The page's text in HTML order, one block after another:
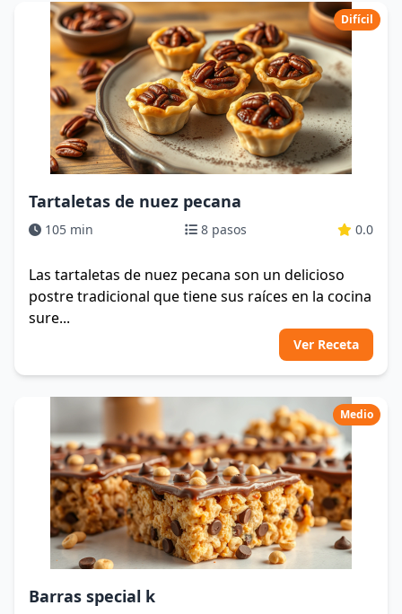
Difícil
Tartaletas de nuez pecana
105 min 8 pasos 0.0
Las tartaletas de nuez pecana son un delicioso
postre tradicional que tiene sus raíces en la cocina
sure...
Ver Receta
Medio
Barras special k